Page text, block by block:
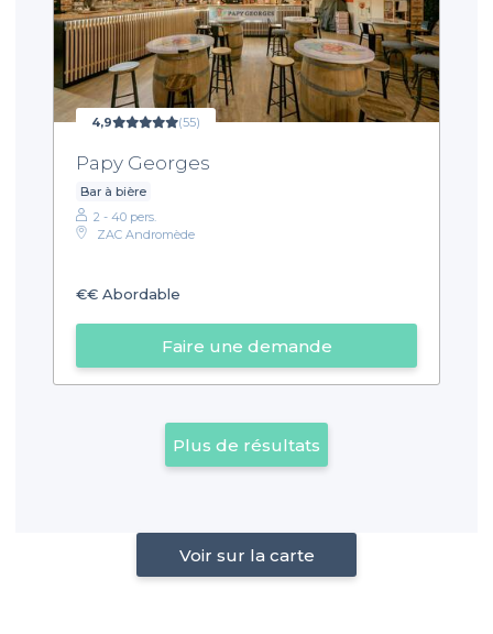
4,9 (55)
Papy Georges
Bar à bière
2 - 40 pers.
ZAC Andromède
€€ Abordable
Faire une demande
Plus de résultats
Voir sur la carte